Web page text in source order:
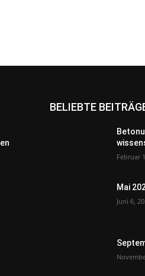
BELIEBTE
Februar
Mai
Juni 6,